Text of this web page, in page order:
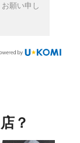
願い申し
？